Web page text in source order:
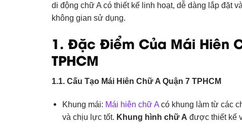
di động chữ A có thiết kế linh hoạt, dễ dàng lắp đặt
không gian sử dụng.
1. Đặc Điểm Của Mái Hiên
TPHCM
1.1. Cấu Tạo Mái Hiên Chữ A Quận 7 TPHCM
Khung mái: Mái hiên chữ A có khung làm từ các
và chịu lực tốt. Khung hình chữ A được thiết kế